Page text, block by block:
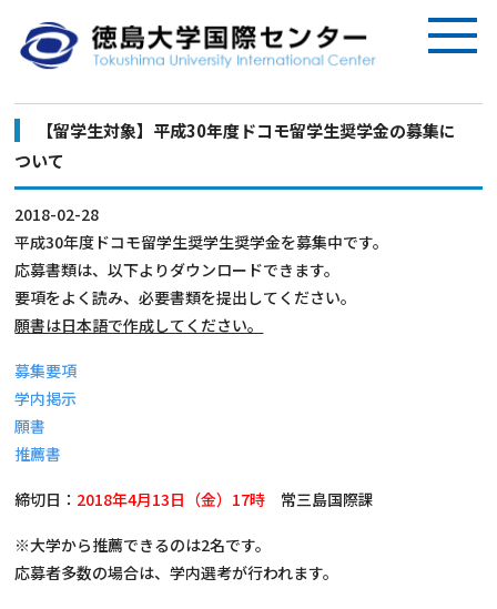
【留学生対象】平成30年度ドコモ留学生奨学金の募集に
ついて
2018-02-28
平成30年度ドコモ留学生奨学生奨学金を募集中です。
応募書類は、以下よりダウンロードできます。
要項をよく読み、必要書類を提出してください。
願書は日本語で作成してください。
募集要項
学内掲示
願書
推薦書
締切日： 2018年4月13日（金）17時 常三島国際課
※大学から推薦できるのは2名です。
応募者多数の場合は、学内選考が行われます。